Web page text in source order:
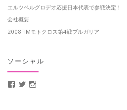
エルツベルグロデオ応援日本代表で参戦決定！
会社概要
2008FIMモトクロス第4戦ブルガリア
ソーシャル
MotoCrusader さんのプロフィー
@MotoCrusader さんのプロ